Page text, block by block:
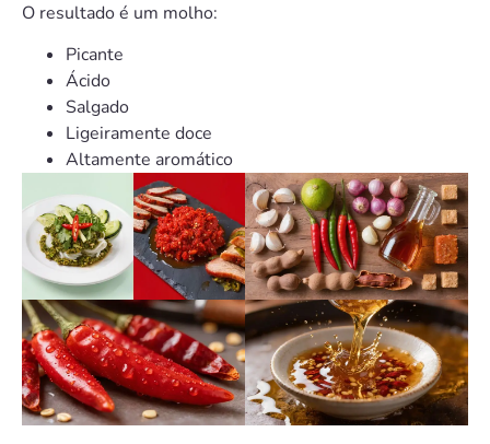
O resultado é um molho:
Picante
Ácido
Salgado
Ligeiramente doce
Altamente aromático